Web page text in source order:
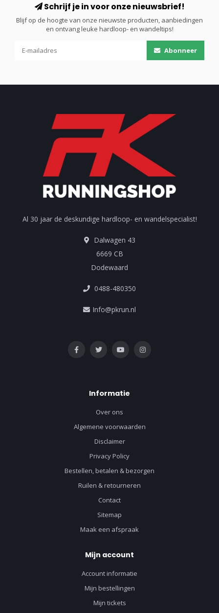
Schrijf je in voor onze nieuwsbrief!
Blijf op de hoogte van onze nieuwste producten, aanbiedingen
en ontvang leuke hardloop- en wandeltips!
Abonneer
Al 30 jaar de deskundige hardloop- en wandelspecialist!
Dalwagen 43
6669 CB
Dodewaard
0488-480350
Info@pkrun.nl
Informatie
Over ons
Algemene voorwaarden
Disclaimer
Privacy Policy
Bestellen, betalen & bezorgen
Ruilen & retourneren
Contact
Sitemap
Maak een afspraak
Mijn account
Account informatie
Mijn bestellingen
Mijn tickets